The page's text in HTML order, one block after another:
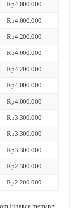
Rp4.000.000
Rp4.000.000
Rp4.200.000
Rp4.000.000
Rp4.200.000
Rp4.000.000
Rp4.000.000
Rp3.300.000
Rp3.300.000
Rp3.300.000
Rp2.300.000
Rp2.200.000
Finance memang